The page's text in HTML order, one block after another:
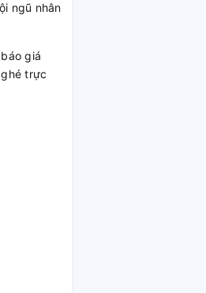
ngũ nhân
giá
trực